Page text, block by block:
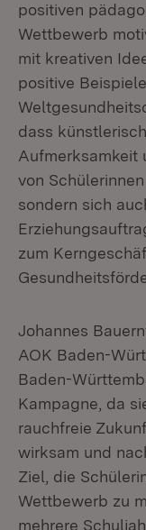
positiven
Wettbewerb
mit kreativen
positive
dass
Aufmerksamkeit
von
sondern sich
zum
Johannes
AOK Baden-
Baden-
Kampagne, da
rauchfreie
wirksam und
Ziel, die
Wettbewerb zu
mehrere